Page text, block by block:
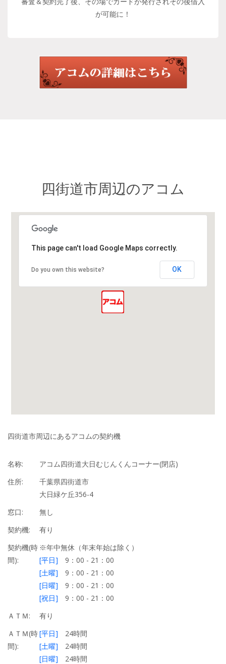
が可能に！
四街道市周辺のアコム
This page can't load Google Maps correctly.
Do you own this website? OK
四街道市周辺にあるアコムの契約機
名称:
アコム四街道大日むじんくんコーナー(閉店)
住所:
千葉県四街道市
大日緑ケ丘356-4
窓口:
無し
契約機:
有り
契約機(時
間):
※年中無休（年末年始は除く）
[平日] 9：00 - 21：00
[土曜] 9：00 - 21：00
[日曜] 9：00 - 21：00
[祝日] 9：00 - 21：00
ＡＴＭ:
有り
ＡＴＭ(時
間):
[平日] 24時間
[土曜] 24時間
[日曜] 24時間